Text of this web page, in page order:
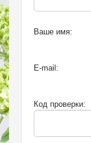
Ваше имя:
E-mail:
Код проверки: